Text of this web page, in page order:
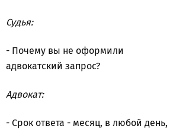
Судья:
- Почему вы не оформили
адвокатский запрос?
Адвокат:
- Срок ответа - месяц, в любой день,